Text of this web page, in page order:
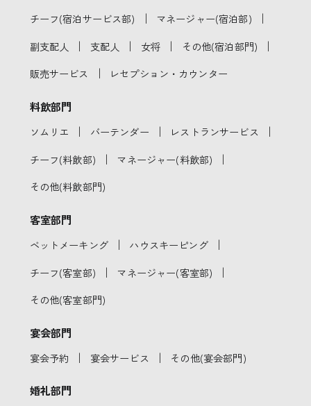
チーフ(宿泊サービス部) ｜ マネージャー(宿泊部) ｜
副支配人 ｜ 支配人 ｜ 女将 ｜ その他(宿泊部門) ｜
販売サービス ｜ レセプション・カウンター
料飲部門
ソムリエ ｜ バーテンダー ｜ レストランサービス ｜
チーフ(料飲部) ｜ マネージャー(料飲部) ｜
その他(料飲部門)
客室部門
ベットメーキング ｜ ハウスキーピング ｜
チーフ(客室部) ｜ マネージャー(客室部) ｜
その他(客室部門)
宴会部門
宴会予約 ｜ 宴会サービス ｜ その他(宴会部門)
婚礼部門